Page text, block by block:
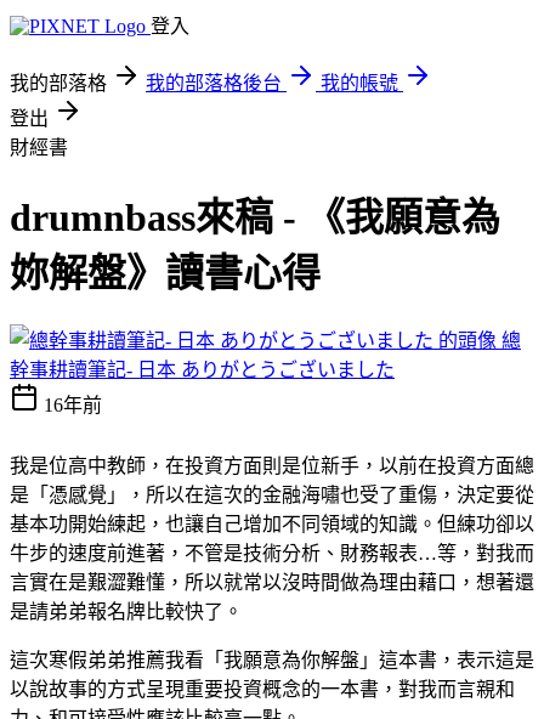
登入
我的部落格 我的部落格後台
我的帳號
登出
財經書
drumnbass來稿 - 《我願意為
妳解盤》讀書心得
總
幹事耕讀筆記- 日本 ありがとうございました
16年前
我是位高中教師，在投資方面則是位新手，以前在投資方面總
是「憑感覺」，所以在這次的金融海嘯也受了重傷，決定要從
基本功開始練起，也讓自己增加不同領域的知識。但練功卻以
牛步的速度前進著，不管是技術分析、財務報表…等，對我而
言實在是艱澀難懂，所以就常以沒時間做為理由藉口，想著還
是請弟弟報名牌比較快了。
這次寒假弟弟推薦我看「我願意為你解盤」這本書，表示這是
以說故事的方式呈現重要投資概念的一本書，對我而言親和